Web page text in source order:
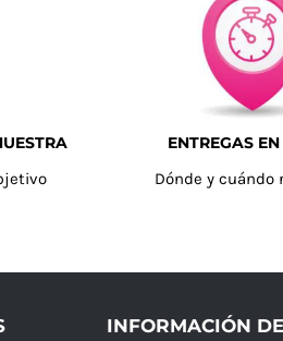
ENTREGAS
Dónde y cuándo
INFORMACIÓN